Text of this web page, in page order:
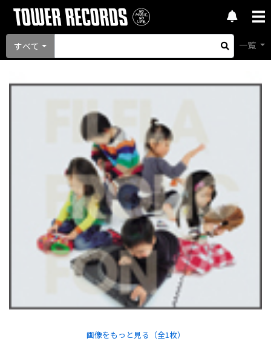
すべて 一覧
画像をもっと見る（全1 枚）